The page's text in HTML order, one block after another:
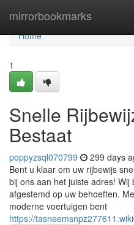
mirrorbookmarks
Home
Home
1
Snelle
Bestaat
poppyzsql070799 299 days
Bent u klaar om uw rijbewijs
bij ons aan het juiste adres!
afgestemd op uw behoeften.
moderne voertuigen bent
https://